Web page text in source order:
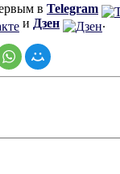
в Telegram
и Дзен .